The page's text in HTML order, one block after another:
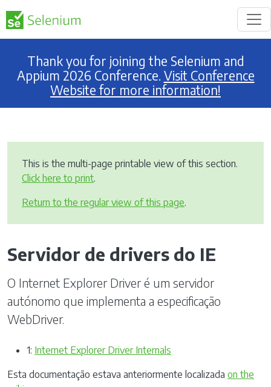
Thank you for joining the Selenium and
Appium 2026 Conference. Visit Conference
Website for more information!
This is the multi-page printable view of this section.
Click here to print.
Return to the regular view of this page.
Servidor de drivers do IE
O Internet Explorer Driver é um servidor
autónomo que implementa a especificação
WebDriver.
1: Internet Explorer Driver Internals
Esta documentação estava anteriormente localizada on the